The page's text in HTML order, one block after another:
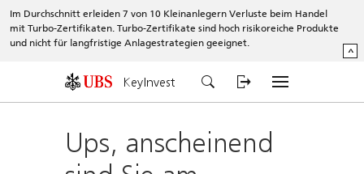
Im Durchschnitt erleiden 7 von 10 Kleinanlegern Verluste beim Handel
mit Turbo-Zertifikaten. Turbo-Zertifikate sind hoch risikoreiche Produkte
und nicht für langfristige Anlagestrategien geeignet.
^
KeyInvest
Ups, anscheinend